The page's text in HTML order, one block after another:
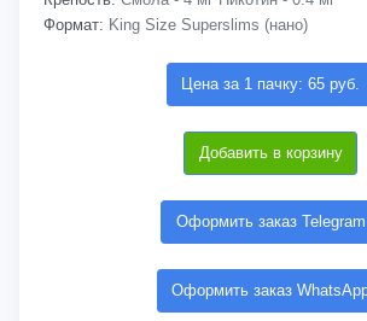
Формат: King Size Superslims (нано)
Цена за 1 пачку: 65 руб.
Добавить в корзину
Оформить заказ Telegram
Оформить заказ